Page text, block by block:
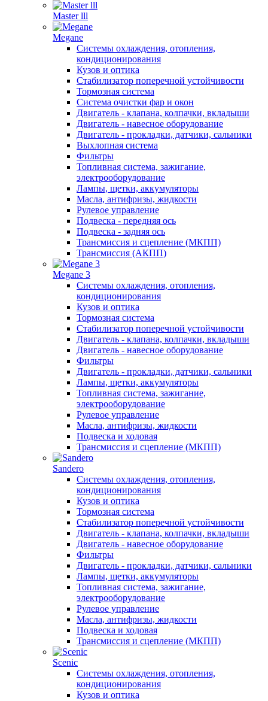
Master lll
Megane
Системы охлаждения, отопления,
кондиционирования
Кузов и оптика
Стабилизатор поперечной устойчивости
Тормозная система
Система очистки фар и окон
Двигатель - клапана, колпачки, вкладыши
Двигатель - навесное оборудование
Двигатель - прокладки, датчики, сальники
Выхлопная система
Фильтры
Топливная система, зажигание,
электрооборудование
Лампы, щетки, аккумуляторы
Масла, антифризы, жидкости
Рулевое управление
Подвеска - передняя ось
Подвеска - задняя ось
Трансмиссия и сцепление (МКПП)
Трансмиссия (АКПП)
Megane 3
Системы охлаждения, отопления,
кондиционирования
Кузов и оптика
Тормозная система
Стабилизатор поперечной устойчивости
Двигатель - клапана, колпачки, вкладыши
Двигатель - навесное оборудование
Фильтры
Двигатель - прокладки, датчики, сальники
Лампы, щетки, аккумуляторы
Топливная система, зажигание,
электрооборудование
Рулевое управление
Масла, антифризы, жидкости
Подвеска и ходовая
Трансмиссия и сцепление (МКПП)
Sandero
Системы охлаждения, отопления,
кондиционирования
Кузов и оптика
Тормозная система
Стабилизатор поперечной устойчивости
Двигатель - клапана, колпачки, вкладыши
Двигатель - навесное оборудование
Фильтры
Двигатель - прокладки, датчики, сальники
Лампы, щетки, аккумуляторы
Топливная система, зажигание,
электрооборудование
Рулевое управление
Масла, антифризы, жидкости
Подвеска и ходовая
Трансмиссия и сцепление (МКПП)
Scenic
Системы охлаждения, отопления,
кондиционирования
Кузов и оптика